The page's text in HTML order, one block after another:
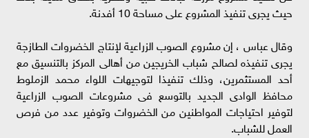
حيث يجرى تنفيذ المشروع على مساحة 10 أفدنة.
وقال عباس ، إن مشروع الصوب الزراعية لإنتاج الخضروات الطازجة
يجرى تنفيذه لصالح شباب الخريجين من أهالى المركز بالتنسيق مع
أحد المستثمرين، وذلك تنفيذا لتوجيهات اللواء محمد الزملوط
محافظ الوادى الجديد بالتوسع فى مشروعات الصوب الزراعية
لتوفير احتياجات المواطنين من الخضروات وتوفير عدد من فرص
العمل للشباب.